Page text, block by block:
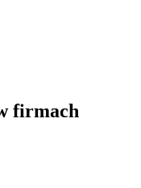
firmach